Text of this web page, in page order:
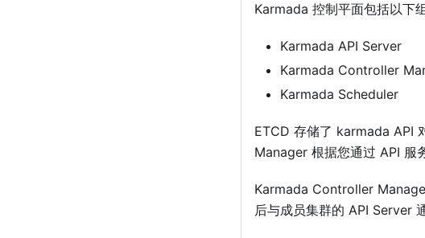
Karmada 控制平面包括以下
Karmada API Server
Karmada Controller
Karmada Scheduler
ETCD 存储了 karmada API
Manager 根据您通过 API 服
Karmada Controller
后与成员集群的 API Server